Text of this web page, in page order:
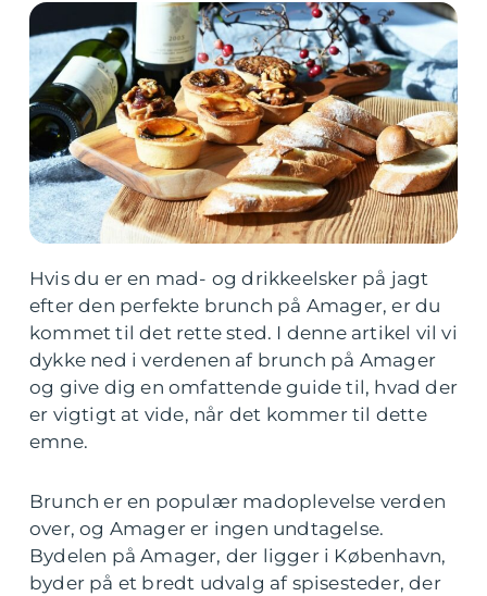
Hvis du er en mad- og drikkeelsker på jagt
efter den perfekte brunch på Amager, er du
kommet til det rette sted. I denne artikel vil vi
dykke ned i verdenen af brunch på Amager
og give dig en omfattende guide til, hvad der
er vigtigt at vide, når det kommer til dette
emne.
Brunch er en populær madoplevelse verden
over, og Amager er ingen undtagelse.
Bydelen på Amager, der ligger i København,
byder på et bredt udvalg af spisesteder, der